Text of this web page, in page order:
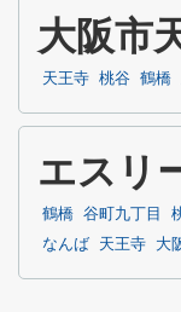
大阪市
天王寺 桃谷 鶴橋
エスリ
鶴橋 谷町九丁目
なんば
天王寺 大